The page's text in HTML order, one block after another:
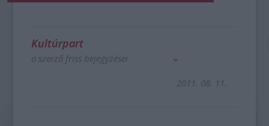
Kultúrpart
a szerző friss bejegyzései
2011. 08. 11.